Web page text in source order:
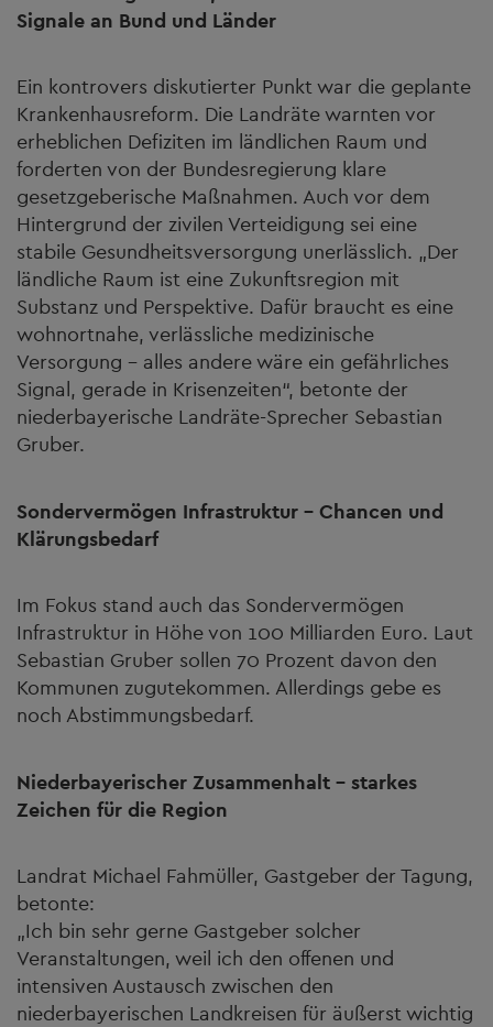
Signale an Bund und Länder
Ein kontrovers diskutierter Punkt war die geplante
Krankenhausreform. Die Landräte warnten vor
erheblichen Defiziten im ländlichen Raum und
forderten von der Bundesregierung klare
gesetzgeberische Maßnahmen. Auch vor dem
Hintergrund der zivilen Verteidigung sei eine
stabile Gesundheitsversorgung unerlässlich. „Der
ländliche Raum ist eine Zukunftsregion mit
Substanz und Perspektive. Dafür braucht es eine
wohnortnahe, verlässliche medizinische
Versorgung – alles andere wäre ein gefährliches
Signal, gerade in Krisenzeiten“, betonte der
niederbayerische Landräte-Sprecher Sebastian
Gruber.
Sondervermögen Infrastruktur – Chancen und
Klärungsbedarf
Im Fokus stand auch das Sondervermögen
Infrastruktur in Höhe von 100 Milliarden Euro. Laut
Sebastian Gruber sollen 70 Prozent davon den
Kommunen zugutekommen. Allerdings gebe es
noch Abstimmungsbedarf.
Niederbayerischer Zusammenhalt - starkes
Zeichen für die Region
Landrat Michael Fahmüller, Gastgeber der Tagung,
betonte:
„Ich bin sehr gerne Gastgeber solcher
Veranstaltungen, weil ich den offenen und
intensiven Austausch zwischen den
niederbayerischen Landkreisen für äußerst wichtig